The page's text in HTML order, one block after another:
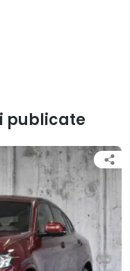
publicate